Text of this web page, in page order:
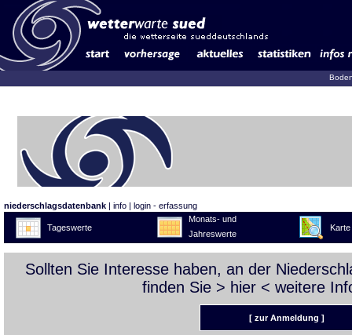
niederschlagsdatenbank | info | login - erfassung
Tageswerte
Monats- und
Jahreswerte
Karte
Sollten Sie Interesse haben, an der
finden Sie > hier < weitere
[ zur Anmeldung ]